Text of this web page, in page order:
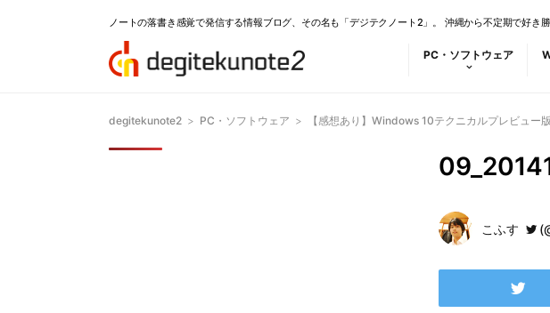
ノートの落書き感覚で発信する情報ブログ、その名も「デジテクノート2」。 沖縄から不定期で好き
PC・ソフトウェア
degitekunote2 > PC・ソフトウェア > 【感想あり】Windows 10テクニカルプレビュー
こふす